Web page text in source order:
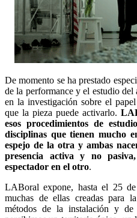
De momento se ha prestado
de la performance y el estudio del
en la investigación sobre el
que la pieza puede activarlo.
esos procedimientos de
disciplinas que tienen mucho
espejo de la otra y ambas
presencia activa y no
espectador en el otro.
LABoral expone, hasta el 25
muchas de ellas creadas para
métodos de la instalación y